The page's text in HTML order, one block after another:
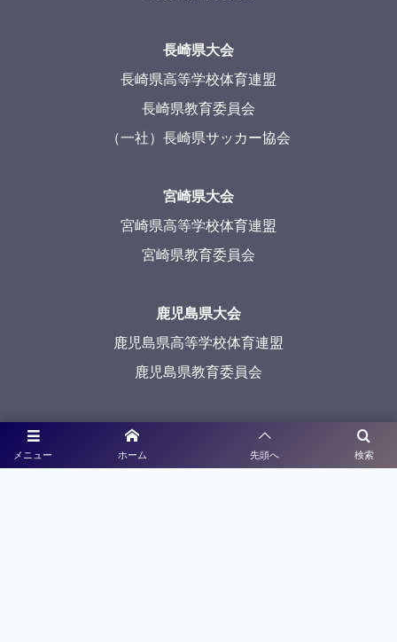
メニュー 検索
ホーム 先頭へ
長崎県大会
長崎県高等学校体育連盟
長崎県教育委員会
（一社）長崎県サッカー協会
宮崎県大会
宮崎県高等学校体育連盟
宮崎県教育委員会
鹿児島県大会
鹿児島県高等学校体育連盟
鹿児島県教育委員会
沖縄県高等学校体育連盟